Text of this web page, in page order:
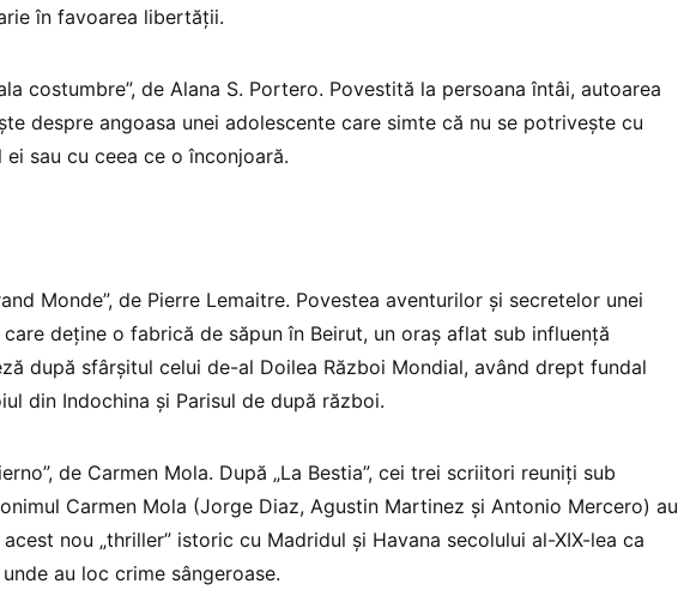
în favoarea libertăţii.
costumbre”, de Alana S. Portero. Povestită la persoana întâi, autoarea
despre angoasa unei adolescente care simte că nu se potriveşte cu
ei sau cu ceea ce o înconjoară.
Monde”, de Pierre Lemaitre. Povestea aventurilor şi secretelor unei
deţine o fabrică de săpun în Beirut, un oraş aflat sub influenţă
după sfârşitul celui de-al Doilea Război Mondial, având drept fundal
din Indochina şi Parisul de după război.
de Carmen Mola. După „La Bestia”, cei trei scriitori reuniţi sub
Carmen Mola (Jorge Diaz, Agustin Martinez şi Antonio Mercero) au
acest nou „thriller” istoric cu Madridul şi Havana secolului al-XIX-lea ca
unde au loc crime sângeroase.